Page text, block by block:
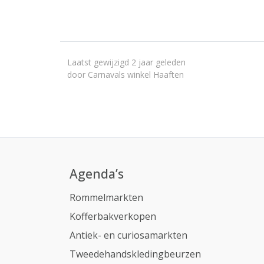
Laatst gewijzigd 2 jaar geleden
door Carnavals winkel Haaften
Agenda’s
Rommelmarkten
Kofferbakverkopen
Antiek- en curiosamarkten
Tweedehandskledingbeurzen